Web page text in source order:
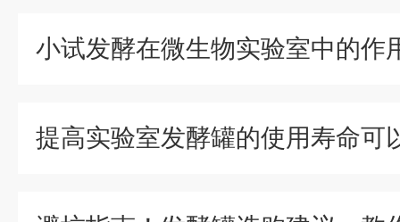
小试发酵在微生物实验室中的作